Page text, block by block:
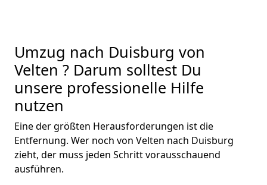
Umzug nach Duisburg von
Velten ? Darum solltest Du
unsere professionelle Hilfe
nutzen
Eine der größten Herausforderungen ist die
Entfernung. Wer noch von Velten nach Duisburg
zieht, der muss jeden Schritt vorausschauend
ausführen.